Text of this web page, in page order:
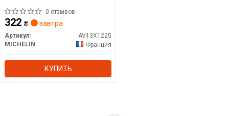
0 отзывов
322 ₴ завтра
Артикул:
AV13X1225
MICHELIN
Франция
КУПИТЬ